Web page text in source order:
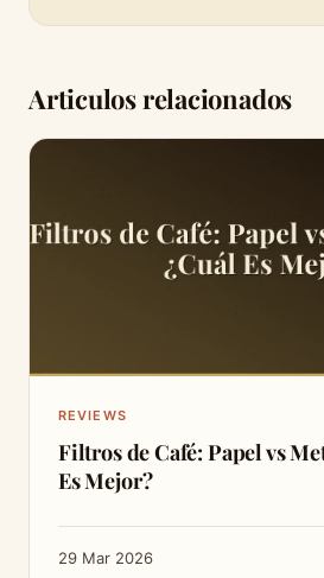
Articulos relacionados
REVIEWS
Filtros de Café: Papel vs
Es Mejor?
29 Mar 2026